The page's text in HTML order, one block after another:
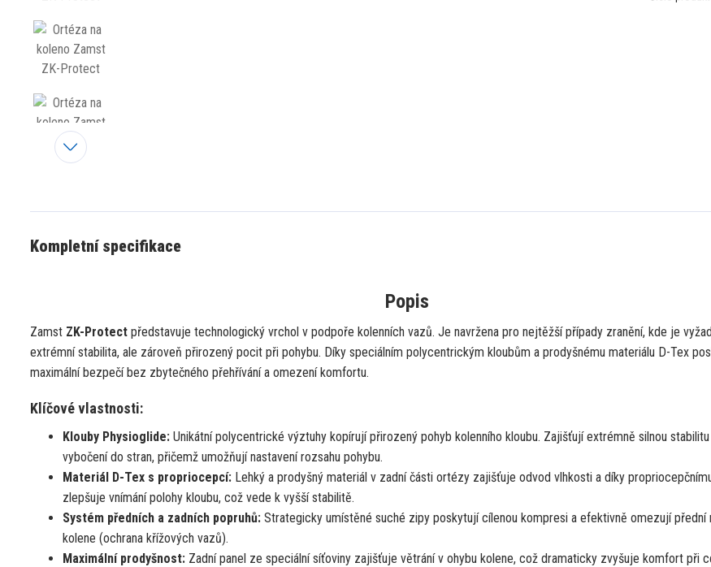
Kompletní specifikace
Popis
Zamst ZK-Protect představuje technologický vrchol v podpoře kolenních vazů. Je navržena pro nejtěžší případy zranění, kde je
extrémní stabilita, ale zároveň přirozený pocit při pohybu. Díky speciálním polycentrickým kloubům a prodyšnému materiálu D-Tex
maximální bezpečí bez zbytečného přehřívání a omezení komfortu.
Klíčové vlastnosti:
Klouby Physioglide: Unikátní polycentrické výztuhy kopírují přirozený pohyb kolenního kloubu. Zajišťují extrémně silnou
vybočení do stran, přičemž umožňují nastavení rozsahu pohybu.
Materiál D-Tex s propriocepcí: Lehký a prodyšný materiál v zadní části ortézy zajišťuje odvod vlhkosti a díky
zlepšuje vnímání polohy kloubu, což vede k vyšší stabilitě.
Systém předních a zadních popruhů: Strategicky umístěné suché zipy poskytují cílenou kompresi a efektivně omezují přední
kolene (ochrana křížových vazů).
Maximální prodyšnost: Zadní panel ze speciální síťoviny zajišťuje větrání v ohybu kolene, což dramaticky zvyšuje komfort při